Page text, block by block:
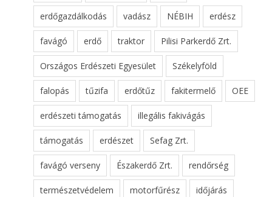
erdőgazdálkodás vadász NÉBIH erdész
favágó erdő traktor Pilisi Parkerdő Zrt.
Országos Erdészeti Egyesület Székelyföld
falopás tűzifa erdőtűz fakitermelő OEE
erdészeti támogatás illegális fakivágás
támogatás erdészet Sefag Zrt.
favágó verseny Északerdő Zrt. rendőrség
természetvédelem motorfűrész időjárás